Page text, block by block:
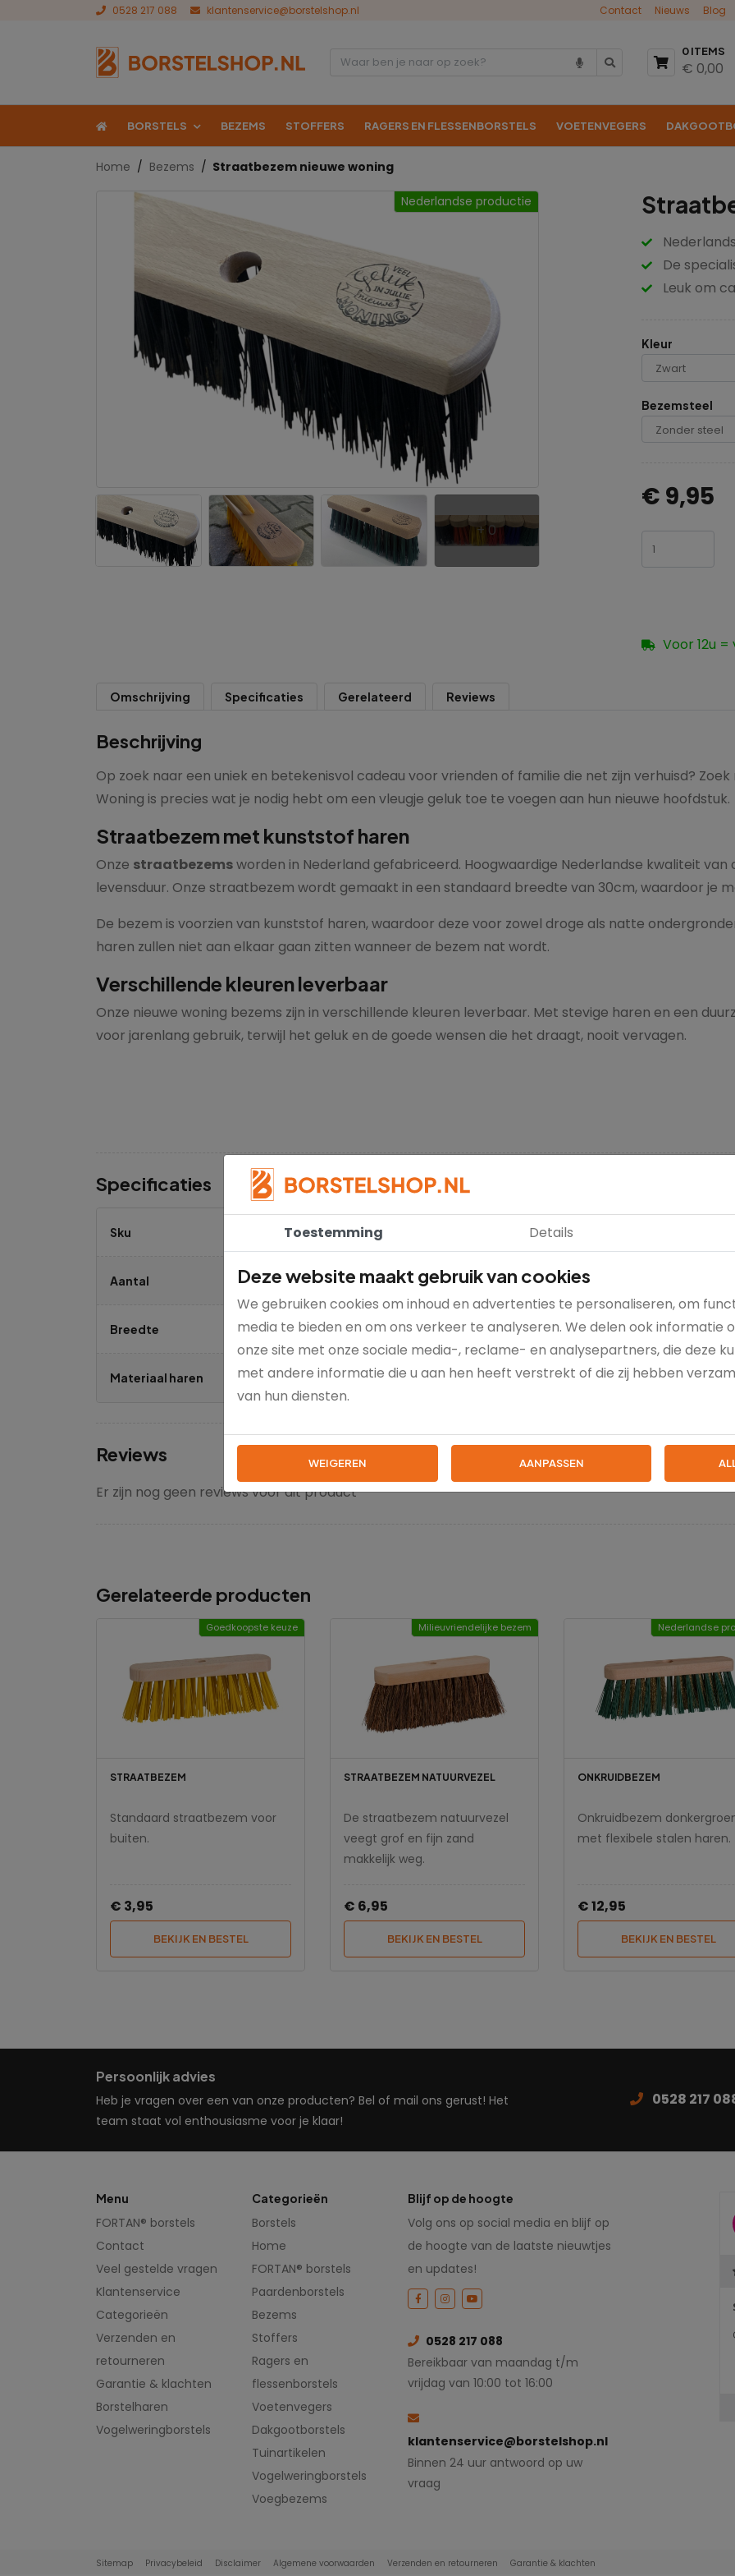
0528 217 088 klantenservice@borstelshop.nl Contact Nieuws Blog
0 ITEMS
€ 0,00
BORSTELS BEZEMS STOFFERS RAGERS EN FLESSENBORSTELS VOETENVEGERS
Home Bezems Straatbezem nieuwe woning
De
Leuk om
Kleur
Bezemsteel
€ 9,95
Voor 12u
Nederlandse productie
+ 0
Omschrijving Specificaties Gerelateerd Reviews
Beschrijving
Op zoek naar een uniek en betekenisvol cadeau voor vrienden of familie die net zijn verhuisd?
Woning is precies wat je nodig hebt om een vleugje geluk toe te voegen aan hun nieuwe hoofdstuk.
Straatbezem met kunststof haren
Onze straatbezemsworden in Nederland gefabriceerd. Hoogwaardige Nederlandse kwaliteit
levensduur. Onze straatbezem wordt gemaakt in een standaard breedte van 30cm, waardoor je
De bezem is voorzien van kunststof haren, waardoor deze voor zowel droge als natte
haren zullen niet aan elkaar gaan zitten wanneer de bezem nat wordt.
Verschillende kleuren leverbaar
Onze nieuwe woning bezems zijn in verschillende kleuren leverbaar. Met stevige haren en een
voor jarenlang gebruik, terwijl het geluk en de goede wensen die het draagt, nooit vervagen.
Specificaties
Sku 8879
Aantal 1 stuk
Breedte 30 cm
Materiaal haren Kunststof haren
Reviews
Er zijn nog geen reviews voor dit product
Gerelateerde producten
Goedkoopste keuze
STRAATBEZEM
Standaard straatbezem voor
buiten.
€ 3,95
BEKIJK EN BESTEL
Milieuvriendelijke bezem
STRAATBEZEM NATUURVEZEL
De straatbezem natuurvezel
veegt grof en fijn zand
makkelijk weg.
€ 6,95
BEKIJK EN BESTEL
Nederlandse
ONKRUIDBEZEM
Onkruidbezem
met flexibele stalen haren.
€ 12,95
BEKIJK EN BESTEL
Persoonlijk advies
Heb je vragen over een van onze producten? Bel of mail ons gerust! Het
team staat vol enthousiasme voor je klaar!
0528 217
Menu
FORTAN® borstels
Contact
Veel gestelde vragen
Klantenservice
Categorieën
Verzenden en
retourneren
Garantie & klachten
Borstelharen
Vogelweringborstels
Categorieën
Borstels
Home
FORTAN® borstels
Paardenborstels
Bezems
Stoffers
Ragers en
flessenborstels
Voetenvegers
Dakgootborstels
Tuinartikelen
Vogelweringborstels
Voegbezems
Blijf op de hoogte
Volg ons op social media en blijf op
de hoogte van de laatste nieuwtjes
en updates!
0528 217 088
Bereikbaar van maandag t/m
vrijdag van 10:00 tot 16:00
klantenservice@borstelshop.nl
Binnen 24 uur antwoord op uw
vraag
Sitemap Privacybeleid Disclaimer Algemene voorwaarden Verzenden en retourneren Garantie & klachten
Toestemming Details
Deze website maakt gebruik van cookies
We gebruiken cookies om inhoud en advertenties te personaliseren, om
media te bieden en om ons verkeer te analyseren. We delen ook informatie
onze site met onze sociale media-, reclame- en analysepartners, die deze
met andere informatie die u aan hen heeft verstrekt of die zij hebben
van hun diensten.
WEIGEREN AANPASSEN